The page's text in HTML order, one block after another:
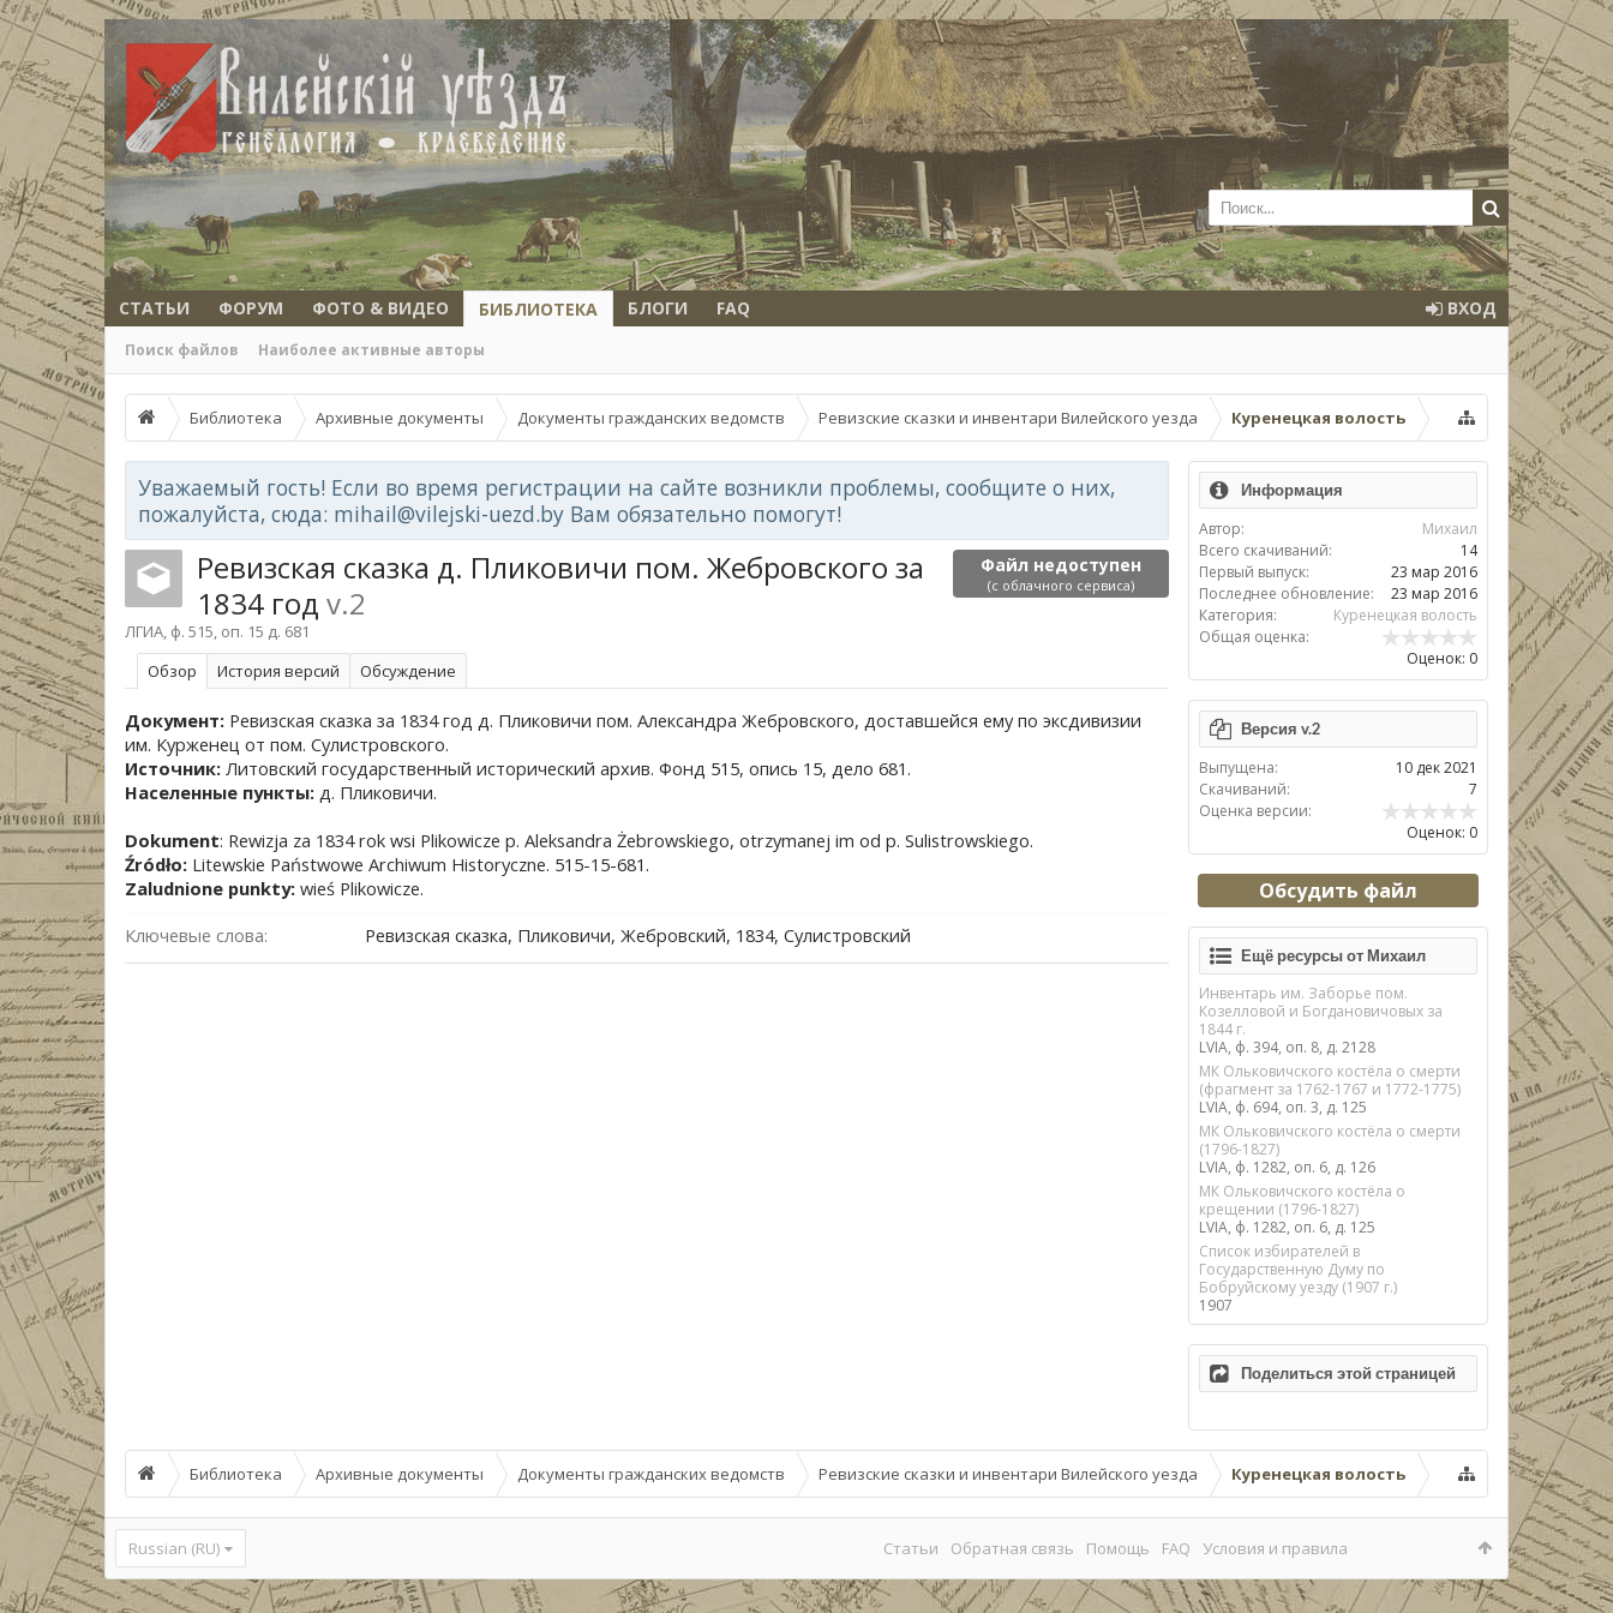
СТАТЬИ ФОРУМ ФОТО & ВИДЕО БИБЛИОТЕКА
Поиск файлов Наиболее активные авторы
БЛОГИ FAQ ВХОД
Библиотека Архивные документы Документы гражданских ведомств Ревизские сказки и инвентари Вилейского уезда Куренецкая волость
Уважаемый гость! Если во время регистрации на сайте возникли проблемы, сообщите о них,
пожалуйста, сюда: mihail@vilejski-uezd.by Вам обязательно помогут!
Файл недоступен
(с облачного сервиса)
Ревизская сказка д. Пликовичи пом. Жебровского за
1834 год v.2
ЛГИА, ф. 515, оп. 15 д. 681
Обзoр
История версий Обсуждение
Документ: Ревизская сказка за 1834 год д. Пликовичи пом. Александра Жебровского, доставшейся ему по эксдивизии
им. Курженец от пом. Сулистровского.
Источник: Литовский государственный исторический архив. Фонд 515, опись 15, дело 681.
Населенные пункты: д. Пликовичи.
Dokument: Rewizja za 1834 rok wsi Plikowicze p. Aleksandra Żebrowskiego, otrzymanej im od p. Sulistrowskiego.
Źródło: Litewskie Państwowe Archiwum Historyczne. 515-15-681.
Zaludnione punkty: wieś Plikowicze.
Ключевые слова:
Ревизская сказка, Пликовичи, Жебровский, 1834, Сулистровский
Информация
Автор:
Михаил
Всего скачиваний:
14
Первый выпуск:
23 мар 2016
Последнее обновление:
23 мар 2016
Категория:
Куренецкая волость
Общая оценка:
Оценок: 0
Версия v.2
Выпущена:
10 дек 2021
Скачиваний:
7
Оценка версии:
Оценок: 0
Обсудить файл
Ещё ресурсы от Михаил
Инвентарь им. Заборье пом.
Козелловой и Богдановичовых за
1844 г.
LVIA, ф. 394, оп. 8, д. 2128
МК Ольковичского костёла о смерти
(фрагмент за 1762-1767 и 1772-1775)
LVIA, ф. 694, оп. 3, д. 125
МК Ольковичского костёла о смерти
(1796-1827)
LVIA, ф. 1282, оп. 6, д. 126
МК Ольковичского костёла о
крещении (1796-1827)
LVIA, ф. 1282, оп. 6, д. 125
Список избирателей в
Государственную Думу по
Бобруйскому уезду (1907 г.)
1907
Поделиться этой страницей
Библиотека Архивные документы Документы гражданских ведомств Ревизские сказки и инвентари Вилейского уезда Куренецкая волость
Russian (RU) Статьи Обратная связь Помощь FAQ Условия и правила